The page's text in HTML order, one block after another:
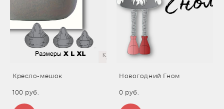
Кресло-мешок
100 pуб.
Новогодний Гном
0 pуб.